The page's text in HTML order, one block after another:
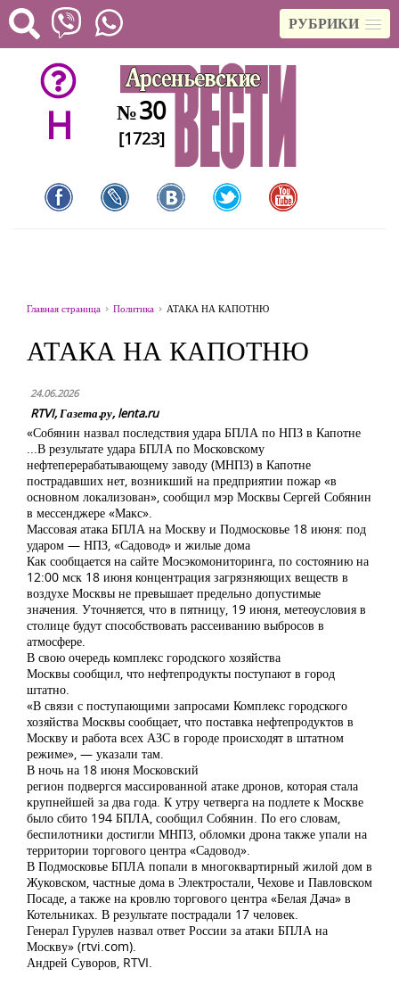
РУБРИКИ
H №30
[1723]
Главная страница Политика АТАКА НА КАПОТНЮ
АТАКА НА КАПОТНЮ
24.06.2026
RTVI, Газета.ру, lenta.ru
«Собянин назвал последствия удара БПЛА по НПЗ в Капотне
...В результате удара БПЛА по Московскому
нефтеперерабатывающему заводу (МНПЗ) в Капотне
пострадавших нет, возникший на предприятии пожар «в
основном локализован», сообщил мэр Москвы Сергей Собянин
в мессенджере «Макс».
Массовая атака БПЛА на Москву и Подмосковье 18 июня: под
ударом — НПЗ, «Садовод» и жилые дома
Как сообщается на сайте Мосэкомониторинга, по состоянию на
12:00 мск 18 июня концентрация загрязняющих веществ в
воздухе Москвы не превышает предельно допустимые
значения. Уточняется, что в пятницу, 19 июня, метеоусловия в
столице будут способствовать рассеиванию выбросов в
атмосфере.
В свою очередь комплекс городского хозяйства
Москвы сообщил, что нефтепродукты поступают в город
штатно.
«В связи с поступающими запросами Комплекс городского
хозяйства Москвы сообщает, что поставка нефтепродуктов в
Москву и работа всех АЗС в городе происходят в штатном
режиме», — указали там.
В ночь на 18 июня Московский
регион подвергся массированной атаке дронов, которая стала
крупнейшей за два года. К утру четверга на подлете к Москве
было сбито 194 БПЛА, сообщил Собянин. По его словам,
беспилотники достигли МНПЗ, обломки дрона также упали на
территории торгового центра «Садовод».
В Подмосковье БПЛА попали в многоквартирный жилой дом в
Жуковском, частные дома в Электростали, Чехове и Павловском
Посаде, а также на кровлю торгового центра «Белая Дача» в
Котельниках. В результате пострадали 17 человек.
Генерал Гурулев назвал ответ России за атаки БПЛА на
Москву» (rtvi.com).
Андрей Суворов, RTVI.